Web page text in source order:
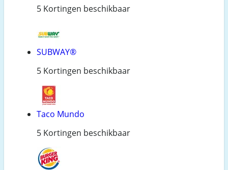
5 Kortingen beschikbaar
SUBWAY®
5 Kortingen beschikbaar
Taco Mundo
5 Kortingen beschikbaar